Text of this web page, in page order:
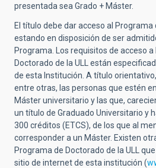
presentada sea Grado + Máster.
El título debe dar acceso al Programa
estando en disposición de ser
Programa.
Los requisitos de acceso
Doctorado de la ULL están
de esta Institución. A título
entre otras, las personas que estén
Máster universitario y las que,
un título de Graduado Universitario y
300 créditos (ETCS), de los que al
corresponder a un Máster. Existen
Programa de Doctorado de la ULL
sitio de internet de esta institución (